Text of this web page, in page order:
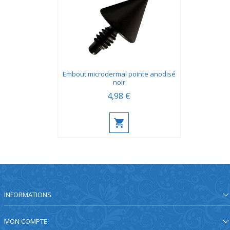
Embout microdermal pointe anodisé
noir
4,98 €
INFORMATIONS
MON COMPTE